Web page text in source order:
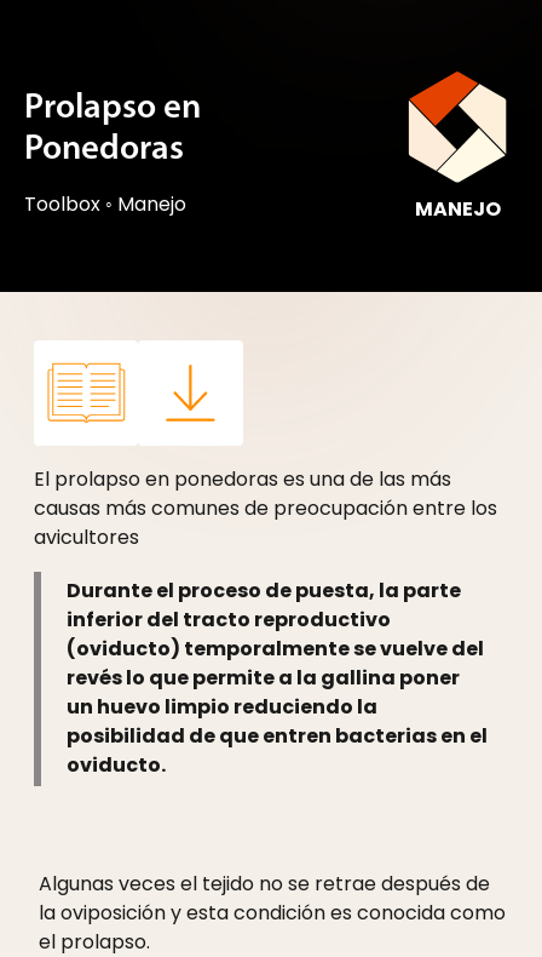
Prolapso en
Ponedoras
Toolbox ◦ Manejo MANEJO
El prolapso en ponedoras es una de las más
causas más comunes de preocupación entre los
avicultores
Durante el proceso de puesta, la parte
inferior del tracto reproductivo
(oviducto) temporalmente se vuelve del
revés lo que permite a la gallina poner
un huevo limpio reduciendo la
posibilidad de que entren bacterias en el
oviducto.
Algunas veces el tejido no se retrae después de
la oviposición y esta condición es conocida como
el prolapso.